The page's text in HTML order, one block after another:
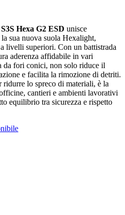
Hexa G2 ESD unisce
sua nuova suola Hexalight,
livelli superiori. Con un battistrada
aderenza affidabile in vari
da fori conici, non solo riduce il
e facilita la rimozione di detriti.
ridurre lo spreco di materiali, è la
cantieri e ambienti lavorativi
equilibrio tra sicurezza e rispetto